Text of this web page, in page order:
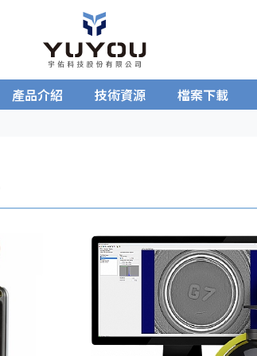
產品介紹 技術資源 檔案下載